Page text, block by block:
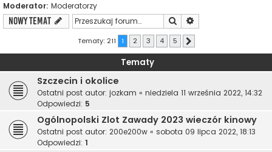
Moderator: Moderatorzy
NOWY TEMAT Szukaj
Tematy: 211 1 2 3 4 5
Tematy
Szczecin i okolice
Ostatni post autor: jozkam « niedziela 11 września 2022, 14:32
Odpowiedzi: 5
Ogólnopolski Zlot Zawady 2023 wieczór kinowy
Ostatni post autor: 200e200w « sobota 09 lipca 2022, 18:13
Odpowiedzi: 1